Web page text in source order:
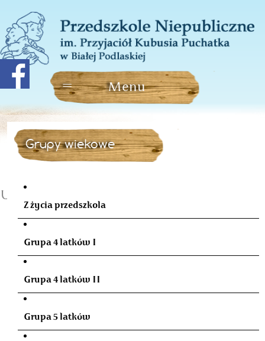
Grupy wiekowe
Urodziny w kwietniu
Z życia przedszkola
Grupa 4 latków I
Grupa 4 latków II
Grupa 5 latków